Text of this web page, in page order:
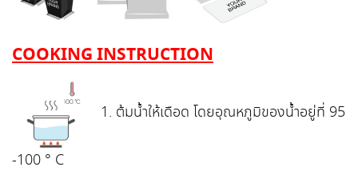
COOKING INSTRUCTION
1. ต้มน้ำให้เดือด โดยอุณหภูมิของน้ำอยู่ที่ 95
-100 ° C